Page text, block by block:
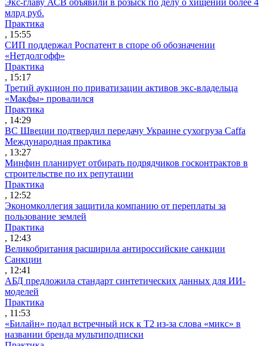
млрд руб.
Практика
, 15:55
СИП поддержал Роспатент в споре об обозначении
«Нетдолгофф»
Практика
, 15:17
Третий аукцион по приватизации активов экс-владельца
«Макфы» провалился
Практика
, 14:29
ВС Швеции подтвердил передачу Украине сухогруза Caffa
Международная практика
, 13:27
Минфин планирует отбирать подрядчиков госконтрактов в
строительстве по их репутации
Практика
, 12:52
Экономколлегия защитила компанию от переплаты за
пользование землей
Практика
, 12:43
Великобритания расширила антироссийские санкции
Санкции
, 12:41
АБД предложила стандарт синтетических данных для ИИ-
моделей
Практика
, 11:53
«Билайн» подал встречный иск к Т2 из-за слова «микс» в
названии бренда мультиподписки